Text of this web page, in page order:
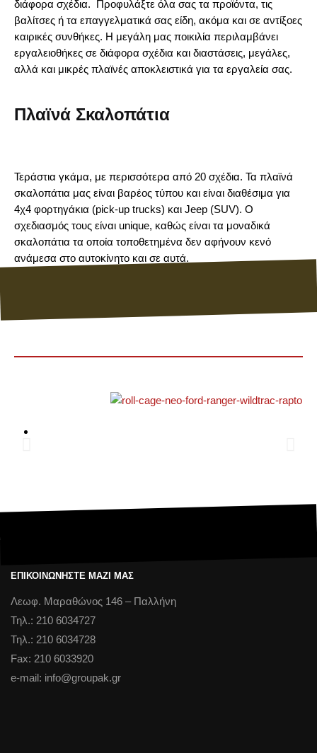
διάφορα σχέδια. Προφυλάξτε όλα σας τα προϊόντα, τις
βαλίτσες ή τα επαγγελματικά σας είδη, ακόμα και σε αντίξοες
καιρικές συνθήκες. Η μεγάλη μας ποικιλία περιλαμβάνει
εργαλειοθήκες σε διάφορα σχέδια και διαστάσεις, μεγάλες,
αλλά και μικρές πλαϊνές αποκλειστικά για τα εργαλεία σας.
Πλαϊνά Σκαλοπάτια
Τεράστια γκάμα, με περισσότερα από 20 σχέδια. Τα πλαϊνά
σκαλοπάτια μας είναι βαρέος τύπου και είναι διαθέσιμα για
4χ4 φορτηγάκια (pick-up trucks) και Jeep (SUV). Ο
σχεδιασμός τους είναι unique, καθώς είναι τα μοναδικά
σκαλοπάτια τα οποία τοποθετημένα δεν αφήνουν κενό
ανάμεσα στο αυτοκίνητο και σε αυτά.
Άρθρα
ΕΠΙΚΟΙΝΩΝΗΣΤΕ ΜΑΖΙ ΜΑΣ
Λεωφ. Μαραθώνος 146 – Παλλήνη
Τηλ.: 210 6034727
Τηλ.: 210 6034728
Fax: 210 6033920
e-mail: info@groupak.gr